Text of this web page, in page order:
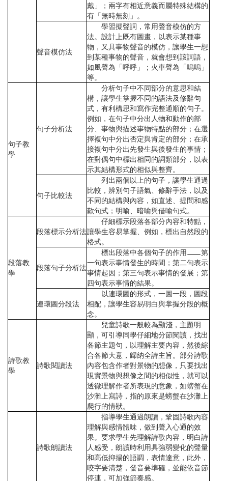
戴」；兩字有相近意義而屬特殊結構的
有「無時無刻」。
聲音模仿法
學習擬聲詞，常用聲音模仿的方
法。設計上既有圖畫，以表示某種事
物，又具事物聲音的模仿，讓學生一想
到某種事物的聲音，就會想到該詞語，
如風聲為「呼呼」；火車聲為「嗚嗚」
等。
句子教
學
句子分析法
分析句子中不同部分的意思和結
構，讓學生掌握不同的語法及修辭句
式，有利構思和寫作完整通順的句子。
例如，在句子中分出人物和動作的部
分、事物與描述事物特點的部分；在選
擇複句中分出否定與肯定的部分；在承
接複句中分出先發生與後發生的事情；
在對偶句中標出相同的詞類部分，以表
示其結構形式的相似與整齊。
句子比較法
列出兩個以上的句子，讓學生通過
比較，辨別句子語氣、修辭手法，以及
不同的結構與內容，如直述、提問和感
歎句式；明喻、暗喻與借喻句式。
段落教
學
段落標示分析法
仔細標示段落各部分內容和特點，
讓學生容易掌握、例如，標出自然段的
格式。
段落句子分析法
標出段落中各個句子的作用
第
一句表示事情發生的時間；第二句表示
事情起因；第三句表示事情的發展；第
四句表示事情的結果。
連環圖分段法
以連環圖的形式，一圖一段，圖段
相配，讓學生容易明白與掌握分段的概
念。
詩歌教
學
詩歌閱讀法
兒童詩歌一般較為顯淺，主題明
顯，可引導同學仔細地分節閱讀，找出
各節主題句，以理解主要內容，然後綜
合各節大意，歸納全詩主旨。部分詩歌
內容包含作者對景物的想像，只要找出
現實景物與想像之間的相似性，就可以
透徹理解作者所表現的意象，如螃蟹在
沙灘上寫詩，指的原來是螃蟹在沙灘上
爬行的情狀。
詩歌朗讀法
指導學生通過朗讀，鞏固詩歌內容
理解與感情體味，做到聲入心通的效
果。要求學生先理解詩歌內容，明白詩
人感受，朗讀時利用具強弱變化的聲量
和高低抑揚的語調，表情達意，此外，
咬字要清楚，發音要準確，並能依音節
停連，可加強節奏感。